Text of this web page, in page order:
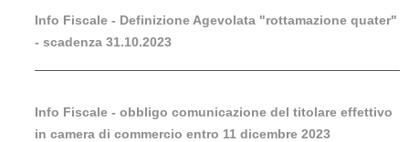
Info Fiscale - Definizione Agevolata "rottamazione quater"
- scadenza 31.10.2023
Info Fiscale - obbligo comunicazione del titolare effettivo
in camera di commercio entro 11 dicembre 2023